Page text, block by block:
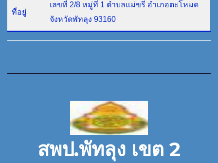
ที่อยู่
เลขที่ 2/8 หมู่ที่ 1 ตำบลแม่ขรี อำเภอตะโหมด
จังหวัดพัทลุง 93160
สพป.พัทลุง เขต 2